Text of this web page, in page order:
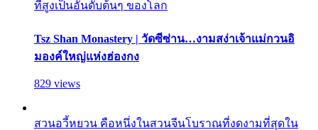
ที่สูงเป็นอันดับต้นๆ ของโลก
Tsz Shan Monastery | วัดซีซ่าน…งามสง่าเจ้าแม่กวนอิ
มองค์ใหญ่แห่งฮ่องกง
829 views
สวนอวี้หยวน คือหนึ่งในสวนจีนโบราณที่งดงามที่สุดใน